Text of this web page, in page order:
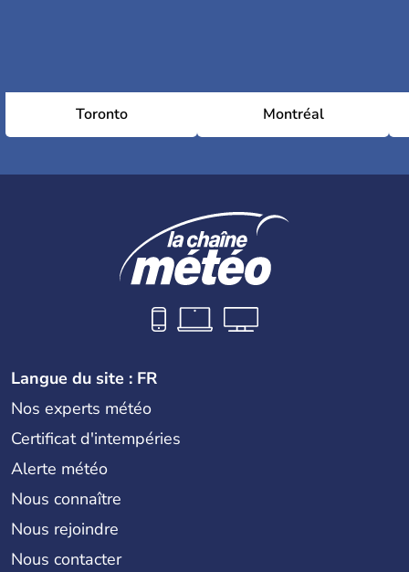
Toronto Montréal
Langue du site : FR
Nos experts météo
Certificat d'intempéries
Alerte météo
Nous connaître
Nous rejoindre
Nous contacter